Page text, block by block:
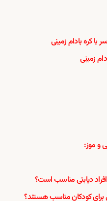
کره بادام زمینی
و موز: